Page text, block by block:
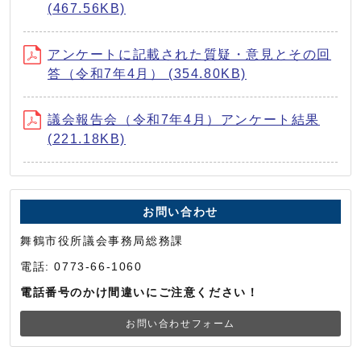
(467.56KB)
アンケートに記載された質疑・意見とその回
答（令和7年4月） (354.80KB)
議会報告会（令和7年4月）アンケート結果
(221.18KB)
お問い合わせ
舞鶴市役所議会事務局総務課
電話: 0773-66-1060
電話番号のかけ間違いにご注意ください！
お問い合わせフォーム